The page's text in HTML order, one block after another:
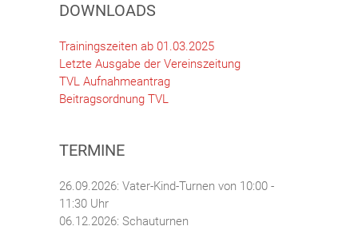
DOWNLOADS
Trainingszeiten ab 01.03.2025
Letzte Ausgabe der Vereinszeitung
TVL Aufnahmeantrag
Beitragsordnung TVL
TERMINE
26.09.2026: Vater-Kind-Turnen von 10:00 -
11:30 Uhr
06.12.2026: Schauturnen